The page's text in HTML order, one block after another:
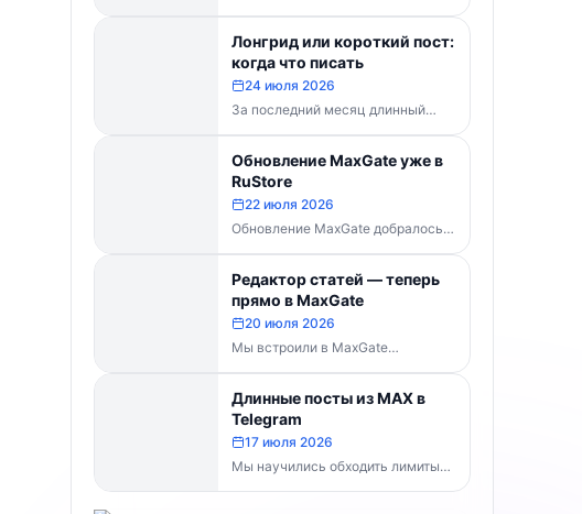
выбирают лучшие российские
технологические продукты. Если...
Лонгрид или короткий пост:
когда что писать
24 июля 2026
За последний месяц длинный
формат перестал быть
технической проблемой. Telegram
выпустил конструктор статей,
MaxGate научился...
Обновление MaxGate уже в
RuStore
22 июля 2026
Обновление MaxGate добралось
до RuStore — теперь актуальная
версия доступна всем, без
скачивания APK напрямую:...
Редактор статей — теперь
прямо в MaxGate
20 июля 2026
Мы встроили в MaxGate
собственный редактор статей.
Теперь большой материал с
таблицами, изображениями и
полным...
Длинные посты из MAX в
Telegram
17 июля 2026
Мы научились обходить лимиты
символов Telegram. Теперь, если